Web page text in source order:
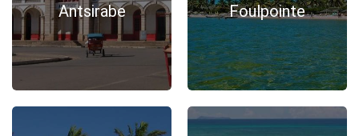
Antsirabe Foulpointe